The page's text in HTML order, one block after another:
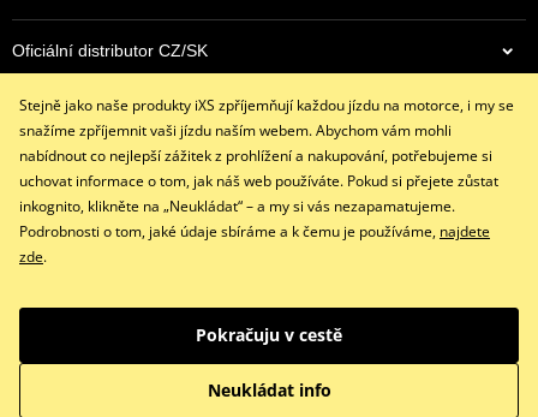
Oficiální distributor CZ/SK
Kontaktujte nás
info@ixs-motopoint.cz
Po - Pá (8:00 - 16:30)
Copyright © 2026 www.ixs-motopoint.cz
Přepnout na klasickou verzi
Stejně jako naše produkty iXS zpříjemňují každou jízdu na motorce, i my se
snažíme zpříjemnit vaši jízdu naším webem. Abychom vám mohli
nabídnout co nejlepší zážitek z prohlížení a nakupování, potřebujeme si
uchovat informace o tom, jak náš web používáte. Pokud si přejete zůstat
inkognito, klikněte na „Neukládat“ – a my si vás nezapamatujeme.
Podrobnosti o tom, jaké údaje sbíráme a k čemu je používáme, najdete
zde.
Neukládat info
Pokračuju v cestě